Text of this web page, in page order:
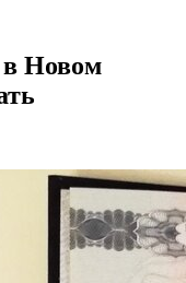
в Новом